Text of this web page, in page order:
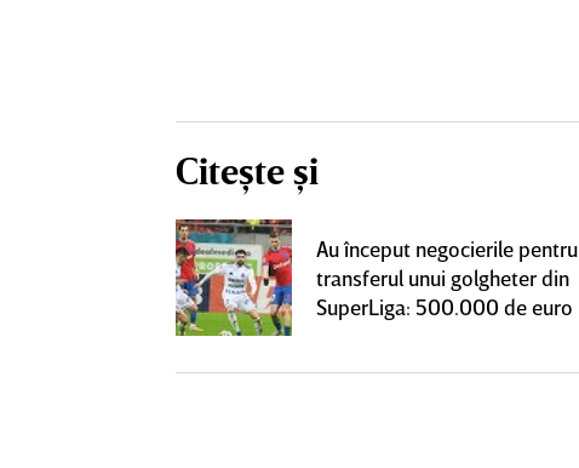
Citește și
Au început negocierile pentru
transferul unui golgheter din
SuperLiga: 500.000 de euro